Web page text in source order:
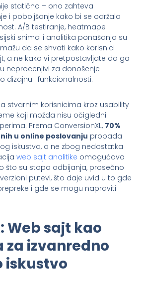
statično – ono zahteva
i poboljšanje kako bi se održala
A/B testiranje, heatmape
snimci i analitika ponašanja su
da se shvati kako korisnici
a ne kako vi pretpostavljate da ga
neprocenjivi za donošenje
dizajnu i funkcionalnosti.
stvarnim korisnicima kroz usability
koji možda nisu očigledni
Prema ConversionXL, 70%
u online poslovanju propada
iskustva, a ne zbog nedostatka
web sajt analitike omogućava
što su stopa odbijanja, prosečno
putevi, što daje uvid u to gde
i gde se mogu napraviti
Web sajt kao
izvanredno
iskustvo